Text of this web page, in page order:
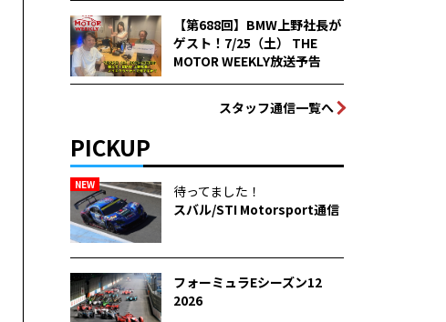
【第688回】BMW上野社長が
ゲスト！7/25（土） THE
MOTOR WEEKLY放送予告
スタッフ通信一覧へ
PICKUP
NEW
待ってました！
スバル/STI Motorsport通信
フォーミュラEシーズン12
2026